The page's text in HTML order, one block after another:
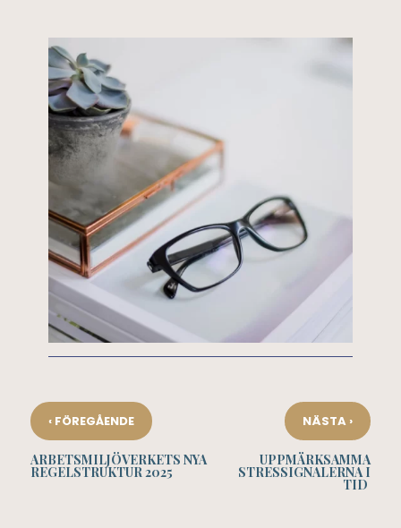
‹FÖREGÅENDE
ARBETSMILJÖVERKETS NYA
REGELSTRUKTUR 2025
NÄSTA ›
UPPMÄRKSAMMA
STRESSIGNALERNA I
TID